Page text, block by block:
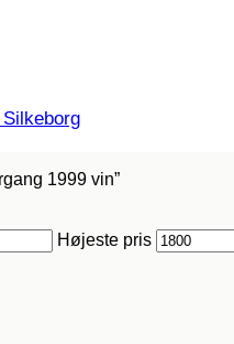
1999 vin”
Højeste pris